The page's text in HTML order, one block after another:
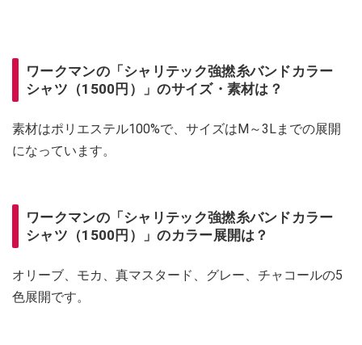
ワークマンの「シャリテック強撚糸バンドカラー
シャツ（1500円）」のサイズ・素材は？
素材はポリエステル100%で、サイズはM～3Lまでの展開
になっています。
ワークマンの「シャリテック強撚糸バンドカラー
シャツ（1500円）」のカラー展開は？
オリーブ、モカ、真マスタード、グレー、チャコールの5
色展開です。